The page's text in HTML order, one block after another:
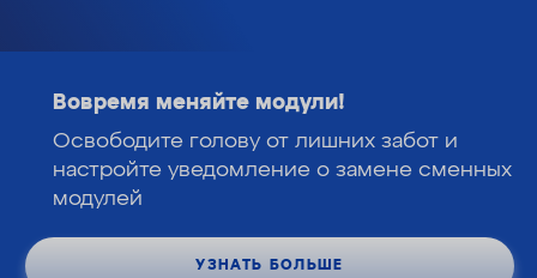
АКВАФОР Фаворит Эко
Проточный фильтр для глубокой очистки
9 990руб.